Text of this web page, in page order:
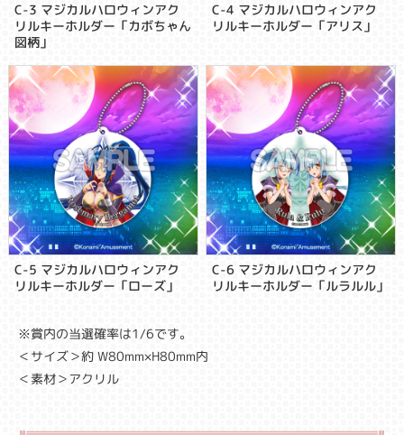
C-3 マジカルハロウィンアク
リルキーホルダー「カボちゃん
図柄」
C-4 マジカルハロウィンアク
リルキーホルダー「アリス」
C-5 マジカルハロウィンアク
リルキーホルダー「ローズ」
C-6 マジカルハロウィンアク
リルキーホルダー「ルラルル」
※賞内の当選確率は1/6です。
＜サイズ＞約 W80mm×H80mm内
＜素材＞アクリル